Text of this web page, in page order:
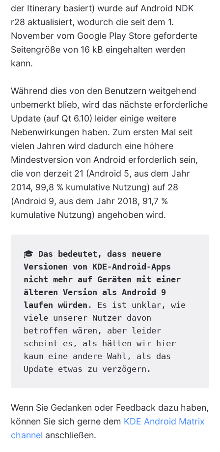
der Itinerary basiert) wurde auf Android NDK
r28 aktualisiert, wodurch die seit dem 1.
November vom Google Play Store geforderte
Seitengröße von 16 kB eingehalten werden
kann.
Während dies von den Benutzern weitgehend
unbemerkt blieb, wird das nächste erforderliche
Update (auf Qt 6.10) leider einige weitere
Nebenwirkungen haben. Zum ersten Mal seit
vielen Jahren wird dadurch eine höhere
Mindestversion von Android erforderlich sein,
die von derzeit 21 (Android 5, aus dem Jahr
2014, 99,8 % kumulative Nutzung) auf 28
(Android 9, aus dem Jahr 2018, 91,7 %
kumulative Nutzung) angehoben wird.
🎓 Das bedeutet, dass neuere
Versionen von KDE-Android-Apps
nicht mehr auf Geräten mit einer
älteren Version als Android 9
laufen würden . Es ist unklar, wie
viele unserer Nutzer davon
betroffen wären, aber leider
scheint es, als hätten wir hier
kaum eine andere Wahl, als das
Update etwas zu verzögern.
Wenn Sie Gedanken oder Feedback dazu haben,
können Sie sich gerne dem KDE Android Matrix
channel anschließen.